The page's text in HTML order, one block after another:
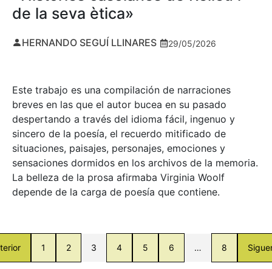
de la seva ètica»
HERNANDO SEGUÍ LLINARES 29/05/2026
Este trabajo es una compilación de narraciones
breves en las que el autor bucea en su pasado
despertando a través del idioma fácil, ingenuo y
sincero de la poesía, el recuerdo mitificado de
situaciones, paisajes, personajes, emociones y
sensaciones dormidos en los archivos de la memoria.
La belleza de la prosa afirmaba Virginia Woolf
depende de la carga de poesía que contiene.
1 2 3 4 5 6 … 8